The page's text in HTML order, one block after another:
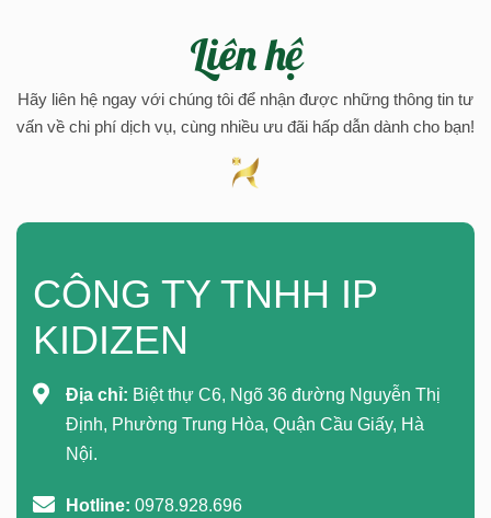
Liên hệ
Hãy liên hệ ngay với chúng tôi để nhận được những thông tin tư
vấn về chi phí dịch vụ, cùng nhiều ưu đãi hấp dẫn dành cho bạn!
CÔNG TY TNHH IP
KIDIZEN
Địa chỉ: Biệt thự C6, Ngõ 36 đường Nguyễn Thị
Định, Phường Trung Hòa, Quận Cầu Giấy, Hà
Nội.
Hotline: 0978.928.696